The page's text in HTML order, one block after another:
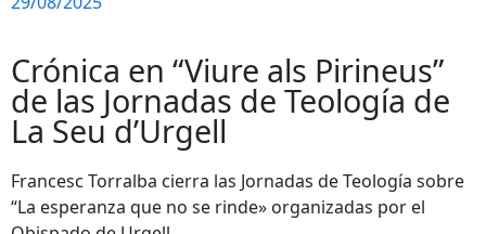
Crónica en “Viure als Pirineus”
de las Jornadas de Teología de
La Seu d’Urgell
Francesc Torralba cierra las Jornadas de Teología sobre
“La esperanza que no se rinde» organizadas por el